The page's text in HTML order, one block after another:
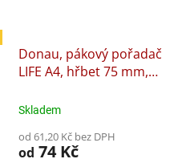
Donau, pákový pořadač
LIFE A4, hřbet 75 mm,
Skladem
od 61,20 Kč bez DPH
od 74 Kč